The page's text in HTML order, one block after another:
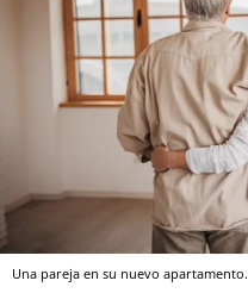
Una pareja en su nuevo apartamento.